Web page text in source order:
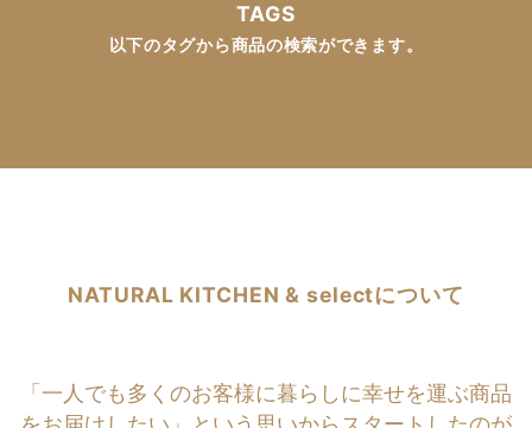
TAGS
以下のタグから商品の検索ができます。
NATURAL KITCHEN & selectについて
「一人でも多くのお客様に暮らしに幸せを運ぶ商品